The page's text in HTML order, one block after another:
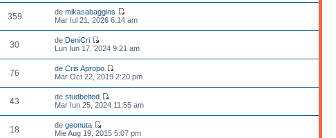
359 demikasabaggins
Mar Iul 21, 2026 6:14 am
30 de DeniCri
Lun Iun 17, 2024 9:21 am
76 deCris Apropo
Mar Oct 22, 2019 2:20 pm
43 destudbelted
Mar Iun 25, 2024 11:55 am
18 degeonuta
Mie Aug 19, 2015 5:07 pm